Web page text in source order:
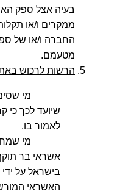
בעיה אצל ספק
ממקרים ו/או
החברה ו/או של
מטעמם.
הרשות לרכוש
מי שסימן
שיועד לכך כי
לאמור בו.
מי
אשראי בר
בישראל על
האשראי